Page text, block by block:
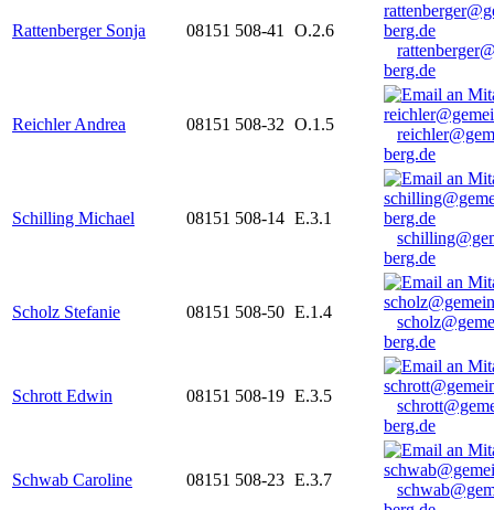
Rattenberger Sonja 08151 508-41
O.2.6
berg.de
Reichler Andrea 08151 508-32 O.1.5
berg.de
Schilling Michael 08151 508-14 E.3.1
berg.de
Scholz Stefanie 08151 508-50 E.1.4
berg.de
Schrott Edwin 08151 508-19 E.3.5
berg.de
Schwab Caroline 08151 508-23 E.3.7